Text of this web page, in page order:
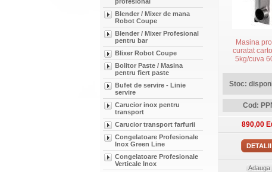
Blender / Mixer de mana
Robot Coupe
Blender / Mixer Profesional
pentru bar
Blixer Robot Coupe
Bolitor Paste / Masina
pentru fiert paste
Bufet de servire - Linie
servire
Carucior inox pentru
transport
Carucior transport farfurii
Congelatoare Profesionale
Inox Green Line
Congelatoare Profesionale
Verticale Inox
Masina
curatat
5kg/cuva
Stoc:
Cod:
890,00
Adauga